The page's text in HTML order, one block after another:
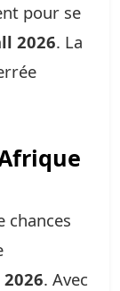
pour se
2026. La
chances
. Avec